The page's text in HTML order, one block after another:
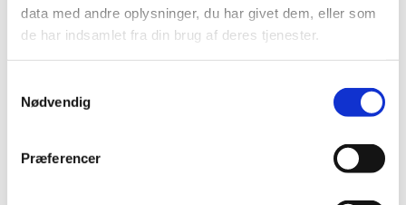
data med andre oplysninger, du har givet dem, eller som
de har indsamlet fra din brug af deres tjenester.
Nødvendig
Præferencer
September (7)
August (2)
July (2)
May (4)
March (17)